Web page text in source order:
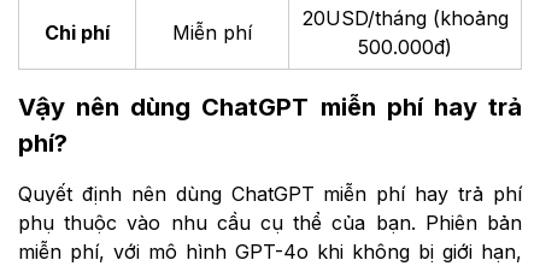
Chi phí Miễn phí
20USD/tháng (khoảng
500.000đ)
Vậy nên dùng ChatGPT miễn phí hay trả
phí?
Quyết định nên dùng ChatGPT miễn phí hay trả phí
phụ thuộc vào nhu cầu cụ thể của bạn. Phiên bản
miễn phí, với mô hình GPT-4o khi không bị giới hạn,